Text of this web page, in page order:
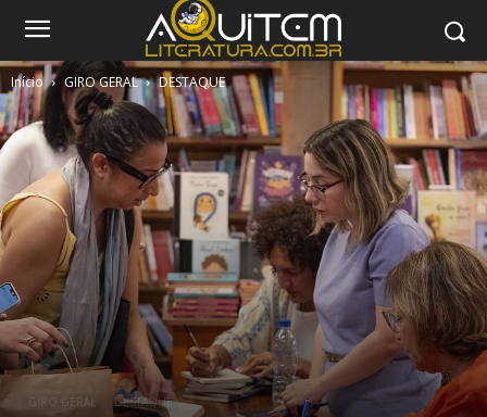
Início GIRO GERAL DESTAQUE
GIRO GERAL DESTAQUE